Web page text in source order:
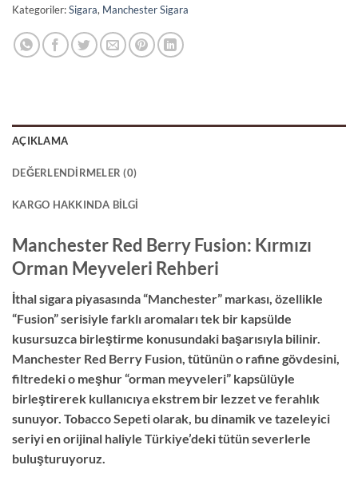
Kategoriler:Sigara, Manchester Sigara
AÇIKLAMA
DEĞERLENDIRMELER (0)
KARGO HAKKINDA BILGI
Manchester Red Berry Fusion: Kırmızı
Orman Meyveleri Rehberi
İthal sigara piyasasında “Manchester” markası, özellikle
“Fusion” serisiyle farklı aromaları tek bir kapsülde
kusursuzca birleştirme konusundaki başarısıyla bilinir.
Manchester Red Berry Fusion, tütünün o rafine gövdesini,
filtredeki o meşhur “orman meyveleri” kapsülüyle
birleştirerek kullanıcıya ekstrem bir lezzet ve ferahlık
sunuyor. Tobacco Sepeti olarak, bu dinamik ve tazeleyici
seriyi en orijinal haliyle Türkiye’deki tütün severlerle
buluşturuyoruz.